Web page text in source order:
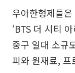
우아한형제들
‘BTS 더 시티
중구 일대 소규
피와 원재료, 프